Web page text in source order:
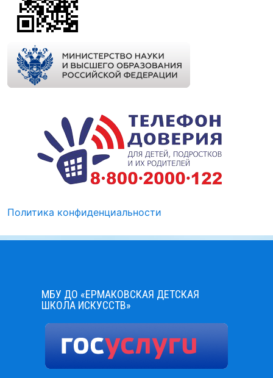
Политика конфиденциальности
МБУ ДО «ЕРМАКОВСКАЯ ДЕТСКАЯ
ШКОЛА ИСКУССТВ»